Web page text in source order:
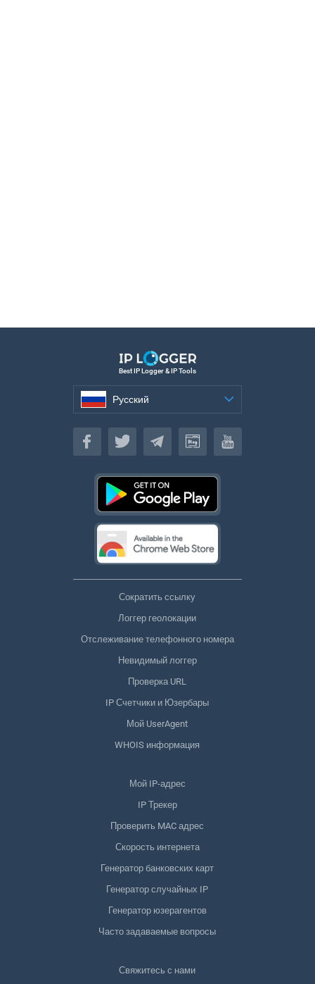
Best IP Logger & IP Tools
Русский
Русский
Сократить ссылку
Логгер геолокации
Отслеживание телефонного номера
Невидимый логгер
Проверка URL
IP Счетчики и Юзербары
Мой UserAgent
WHOIS информация
Мой IP-адрес
IP Трекер
Проверить MAC адрес
Скорость интернета
Генератор банковских карт
Генератор случайных IP
Генератор юзерагентов
Часто задаваемые вопросы
Свяжитесь с нами